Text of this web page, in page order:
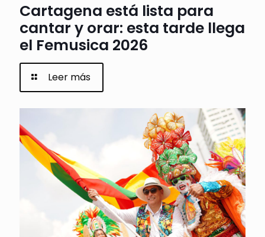
Cartagena está lista para
cantar y orar: esta tarde llega
el Femusica 2026
Leer más